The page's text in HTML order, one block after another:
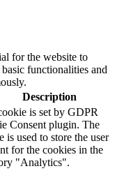
for the website to
functionalities and
Description
is set by GDPR
Consent plugin. The
is used to store the user
for the cookies in the
"Analytics".